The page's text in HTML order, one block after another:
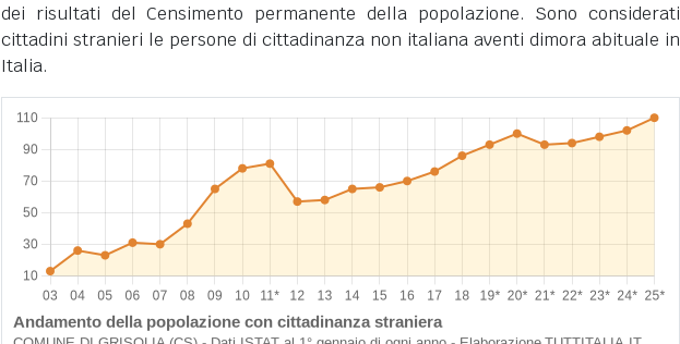
dei risultati del Censimento permanente della popolazione. Sono considerati
cittadini stranieri le persone di cittadinanza non italiana aventi dimora abituale in
Italia.